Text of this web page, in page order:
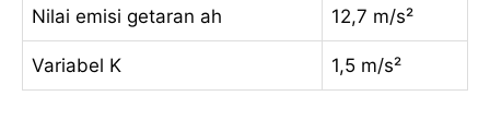
Nilai emisi getaran ah 12,7 m/s²
Variabel K 1,5 m/s²